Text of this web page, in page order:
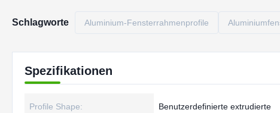
Schlagworte Aluminium-Fensterrahmenprofile
Spezifikationen
Profile Shape:
Benutzerdefinierte extrudierte